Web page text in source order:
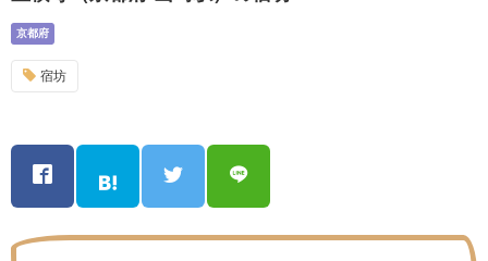
京都府
宿坊